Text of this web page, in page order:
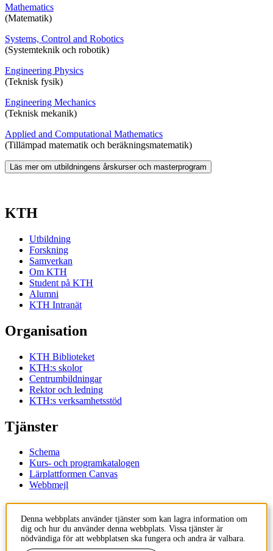
Mathematics
(Matematik)
Systems, Control and Robotics
(Systemteknik och robotik)
Engineering Physics
(Teknisk fysik)
Engineering Mechanics
(Teknisk mekanik)
Applied and Computational Mathematics
(Tillämpad matematik och beräkningsmatematik)
Läs mer om utbildningens årskurser och masterprogram
KTH
Utbildning
Forskning
Samverkan
Om KTH
Student på KTH
Alumni
KTH Intranät
Organisation
KTH Biblioteket
KTH:s skolor
Centrumbildningar
Rektor och ledning
KTH:s verksamhetsstöd
Tjänster
Schema
Kurs- och programkatalogen
Lärplattformen Canvas
Webbmejl
KTH
100 44 Stockholm
Denna webbplats använder tjänster som kan lagra information om
dig och hur du använder denna webbplats. Vissa tjänster är
nödvändiga för att webbplatsen ska fungera och andra är valbara.